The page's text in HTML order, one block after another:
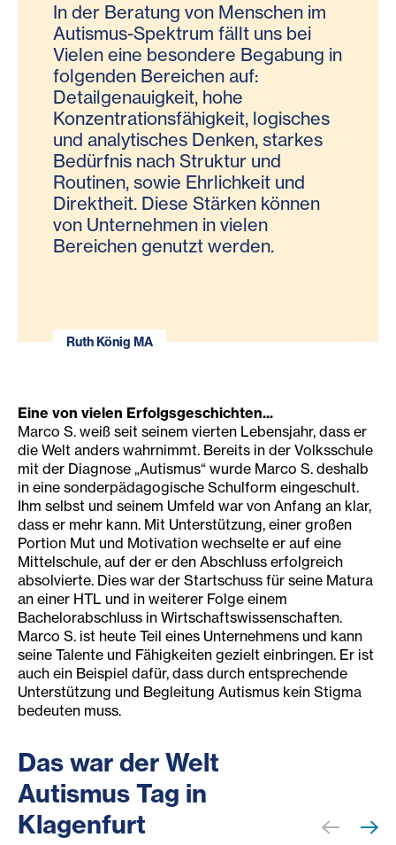
In der Beratung von Menschen im
Autismus-Spektrum fällt uns bei
Vielen eine besondere Begabung in
folgenden Bereichen auf:
Detailgenauigkeit, hohe
Konzentrationsfähigkeit, logisches
und analytisches Denken, starkes
Bedürfnis nach Struktur und
Routinen, sowie Ehrlichkeit und
Direktheit. Diese Stärken können
von Unternehmen in vielen
Bereichen genutzt werden.
Ruth König MA
Eine von vielen Erfolgsgeschichten...
Marco S. weiß seit seinem vierten Lebensjahr, dass er
die Welt anders wahrnimmt. Bereits in der Volksschule
mit der Diagnose „Autismus“ wurde Marco S. deshalb
in eine sonderpädagogische Schulform eingeschult.
Ihm selbst und seinem Umfeld war von Anfang an klar,
dass er mehr kann. Mit Unterstützung, einer großen
Portion Mut und Motivation wechselte er auf eine
Mittelschule, auf der er den Abschluss erfolgreich
absolvierte. Dies war der Startschuss für seine Matura
an einer HTL und in weiterer Folge einem
Bachelorabschluss in Wirtschaftswissenschaften.
Marco S. ist heute Teil eines Unternehmens und kann
seine Talente und Fähigkeiten gezielt einbringen. Er ist
auch ein Beispiel dafür, dass durch entsprechende
Unterstützung und Begleitung Autismus kein Stigma
bedeuten muss.
Das war der Welt
Autismus Tag in
Klagenfurt